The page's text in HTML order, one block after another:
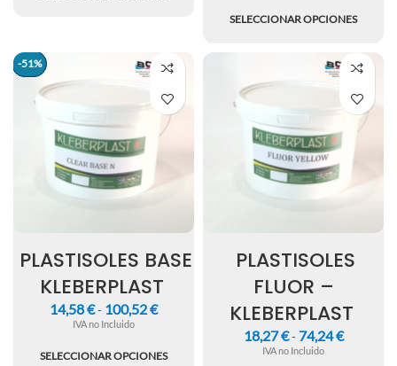
SELECCIONAR OPCIONES
-51%
-51%
PLASTISOLES BASE
KLEBERPLAST
14,58€- 100,52€
IVA no Incluido
SELECCIONAR OPCIONES
PLASTISOLES
FLUOR –
KLEBERPLAST
18,27€ - 74,24€
IVA no Incluido